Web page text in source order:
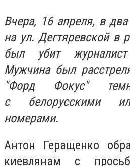
Вчера, 16 апреля, в
на ул. Дегтяревской
был убит
Мужчина был
"Форд Фокус"
с белорусскими
номерами.
Антон Геращенко
киевлянам с